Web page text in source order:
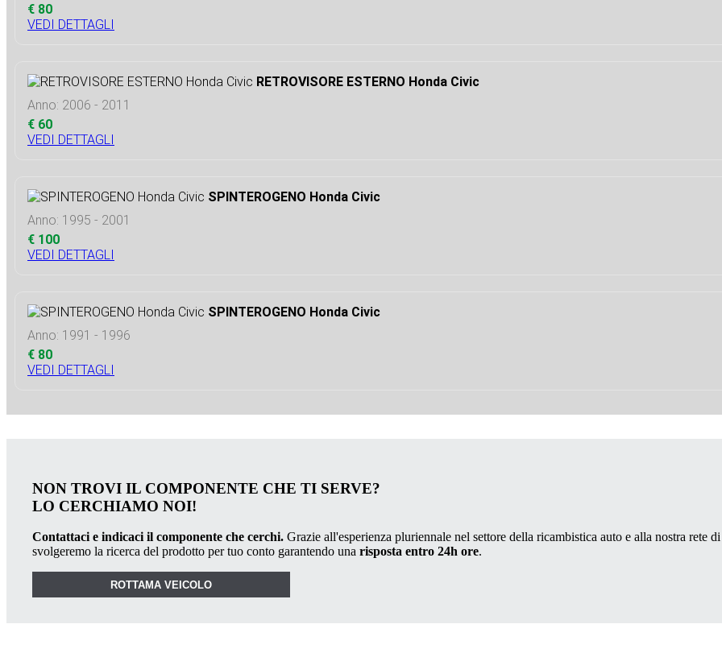
€ 80
VEDI DETTAGLI
RETROVISORE ESTERNO Honda Civic
Anno: 2006 - 2011
€ 60
VEDI DETTAGLI
SPINTEROGENO Honda Civic
Anno: 1995 - 2001
€ 100
VEDI DETTAGLI
SPINTEROGENO Honda Civic
Anno: 1991 - 1996
€ 80
VEDI DETTAGLI
NON TROVI IL COMPONENTE CHE TI SERVE?
LO CERCHIAMO NOI!
Contattaci e indicaci il componente che cerchi. Grazie all'esperienza pluriennale nel settore della ricambistica auto e alla nostra rete di
svolgeremo la ricerca del prodotto per tuo conto garantendo una risposta entro 24h ore.
ROTTAMA VEICOLO